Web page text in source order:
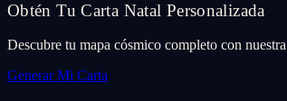
Obtén Tu Carta Natal Personalizada
Descubre tu mapa cósmico completo con
Generar Mi Carta